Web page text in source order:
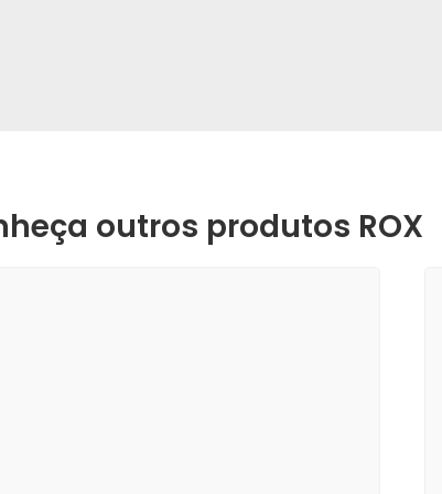
outros produtos ROX